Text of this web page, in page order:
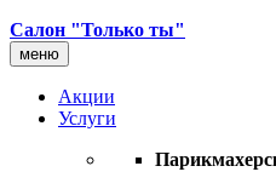
Салон "Только ты"
меню
Акции
Услуги